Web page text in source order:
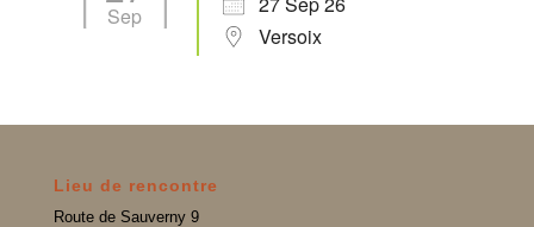
Sep
Versoix
Lieu de rencontre
Route de Sauverny 9